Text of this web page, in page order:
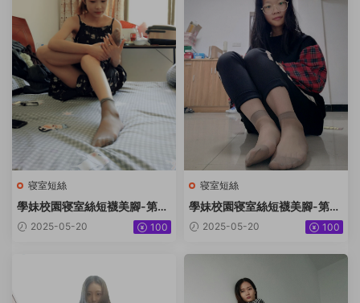
寝室短絲
學妹校園寝室絲短襪美腳-第0
42期劉志明 [52P+48M]
2025-05-20 100
寝室短絲
學妹校園寝室絲短襪美腳-第0
41期洪婷婷 [83P+235M]
2025-05-20 100